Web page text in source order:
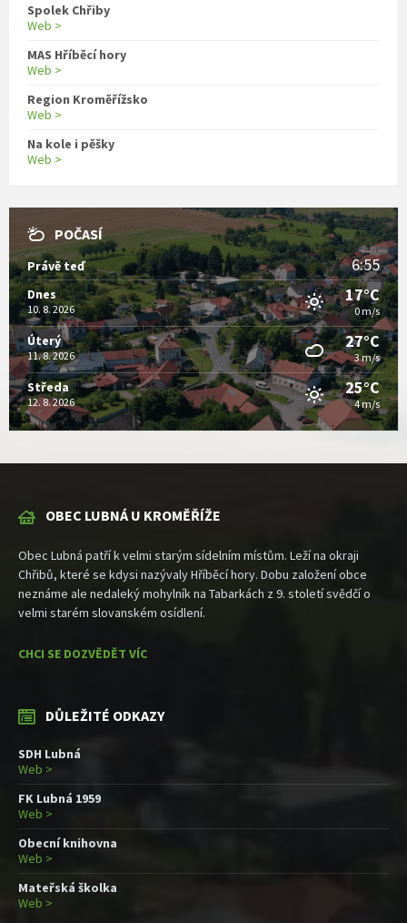
Spolek Chřiby
Web >
MAS Hříběcí hory
Web >
Region Kroměřížsko
Web >
Na kole i pěšky
Web >
POČASÍ
Právě teď 6:55
Dnes
10. 8. 2026
17°C
0 m/s
Úterý
11. 8. 2026
27°C
3 m/s
Středa
12. 8. 2026
25°C
4 m/s
OBEC LUBNÁ U KROMĚŘÍŽE
Obec Lubná patří k velmi starým sídelním místům. Leží na okraji
Chřibů, které se kdysi nazývaly Hříběcí hory. Dobu založení obce
neznáme ale nedaleký mohylník na Tabarkách z 9. století svědčí o
velmi starém slovanském osídlení.
CHCI SE DOZVĚDĚT VÍC
DŮLEŽITÉ ODKAZY
SDH Lubná
Web >
FK Lubná 1959
Web >
Obecní knihovna
Web >
Mateřská školka
Web >